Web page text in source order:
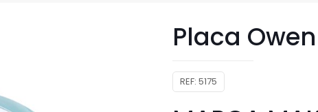
Placa
REF: 5175